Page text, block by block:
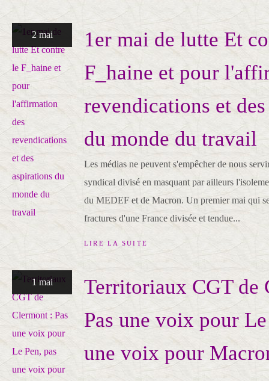
2 mai
1er mai de lutte Et
F_haine et pour
revendications et
du monde du travail
Les médias ne peuvent s'empêcher de nous
syndical divisé en masquant par ailleurs
du MEDEF et de Macron. Un premier mai qui
fractures d'une France divisée et tendue...
LIRE LA SUITE
1 mai
Territoriaux CGT de
Pas une voix pour
une voix pour